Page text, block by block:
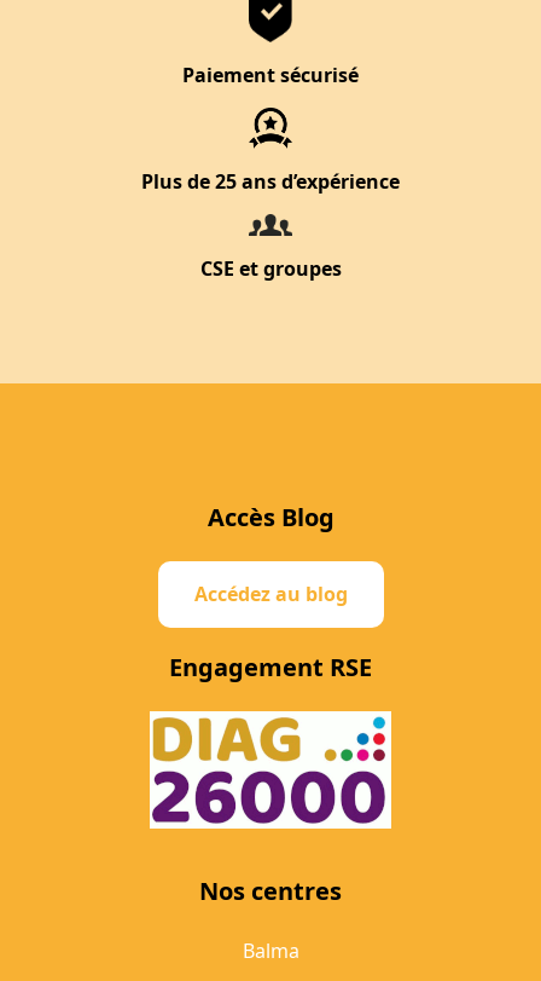
Paiement sécurisé
Plus de 25 ans d’expérience
CSE et groupes
Accès Blog
Accédez au blog
Engagement RSE
Nos centres
Balma